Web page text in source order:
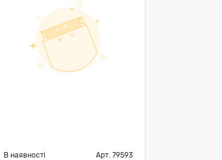
В наявності Арт. 79593